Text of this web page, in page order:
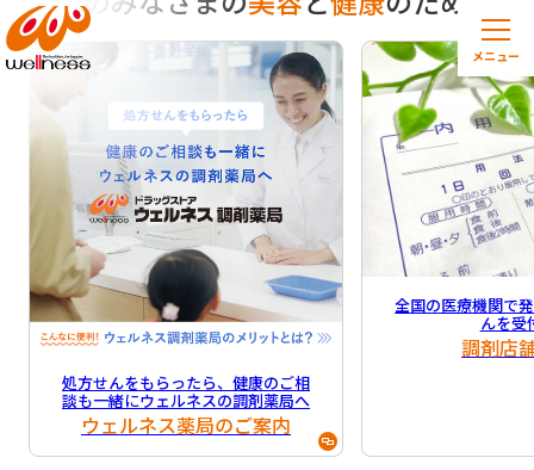
メニュー
処方せんをもらったら、健康のご相
談も一緒にウェルネスの調剤薬局へ
ウェルネス薬局のご案内
全国の医療機関で
んを受
調剤店